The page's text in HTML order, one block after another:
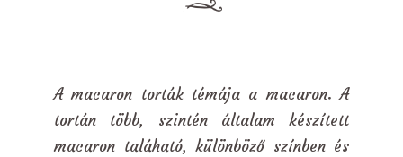
A macaron torták témája a macaron. A
tortán több, szintén általam készített
macaron taláható, különböző színben és